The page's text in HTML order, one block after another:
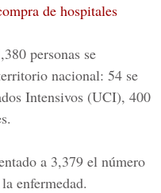
de hospitales
personas se
nacional: 54 se
Intensivos (UCI), 400
a 3,379 el número
enfermedad.